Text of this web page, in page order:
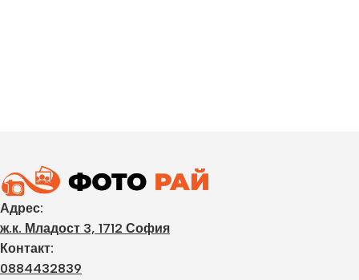
Адрес:
ж.к. Младост 3, 1712 София
Контакт:
0884432839